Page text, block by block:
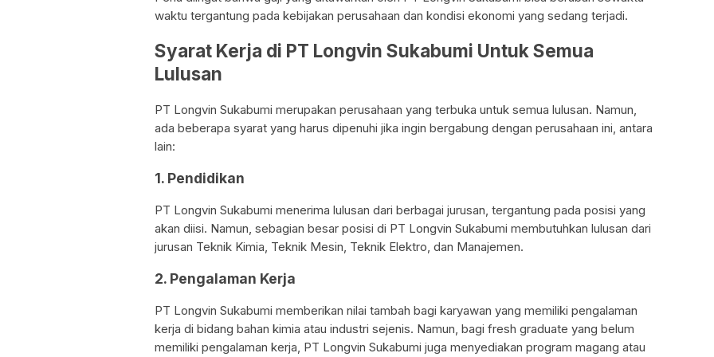
waktu tergantung pada kebijakan perusahaan dan kondisi ekonomi yang sedang terjadi.
Syarat Kerja di PT Longvin Sukabumi Untuk Semua
Lulusan
PT Longvin Sukabumi merupakan perusahaan yang terbuka untuk semua lulusan. Namun,
ada beberapa syarat yang harus dipenuhi jika ingin bergabung dengan perusahaan ini, antara
lain:
1. Pendidikan
PT Longvin Sukabumi menerima lulusan dari berbagai jurusan, tergantung pada posisi yang
akan diisi. Namun, sebagian besar posisi di PT Longvin Sukabumi membutuhkan lulusan dari
jurusan Teknik Kimia, Teknik Mesin, Teknik Elektro, dan Manajemen.
2. Pengalaman Kerja
PT Longvin Sukabumi memberikan nilai tambah bagi karyawan yang memiliki pengalaman
kerja di bidang bahan kimia atau industri sejenis. Namun, bagi fresh graduate yang belum
memiliki pengalaman kerja, PT Longvin Sukabumi juga menyediakan program magang atau